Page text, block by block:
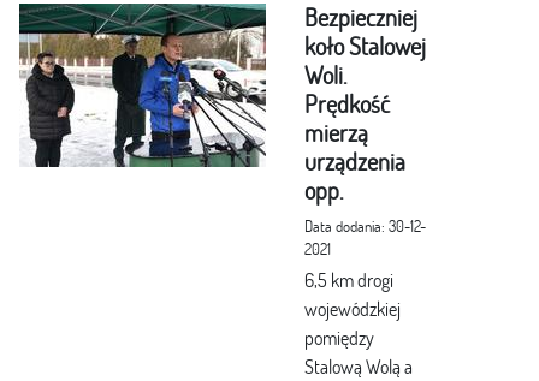
Bezpieczniej
koło Stalowej
Woli.
Prędkość
mierzą
urządzenia
opp.
Data dodania: 30-12-
2021
6,5 km drogi
wojewódzkiej
pomiędzy
Stalową Wolą a